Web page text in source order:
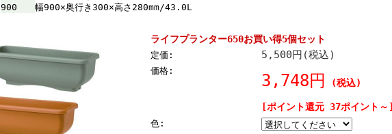
900
幅900×奥行き300×高さ280mm/43.0L
ライフプランター650お買い得5個セット
定価: 5,500円(税込)
価格:
3,748円 (税込)
[ポイント還元 37ポイント～]
色: